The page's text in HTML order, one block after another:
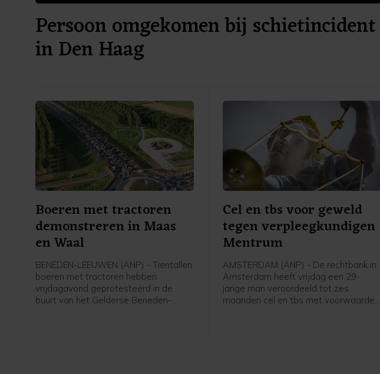
Persoon omgekomen bij schietincident
in Den Haag
Boeren met tractoren
demonstreren in Maas
en Waal
BENEDEN-LEEUWEN (ANP) - Tientallen
boeren met tractoren hebben
vrijdagavond geprotesteerd in de
buurt van het Gelderse Beneden-
Cel en tbs voor geweld
tegen verpleegkundigen
Mentrum
AMSTERDAM (ANP) - De rechtbank in
Amsterdam heeft vrijdag een 29-
jarige man veroordeeld tot zes
maanden cel en tbs met voorwaarden